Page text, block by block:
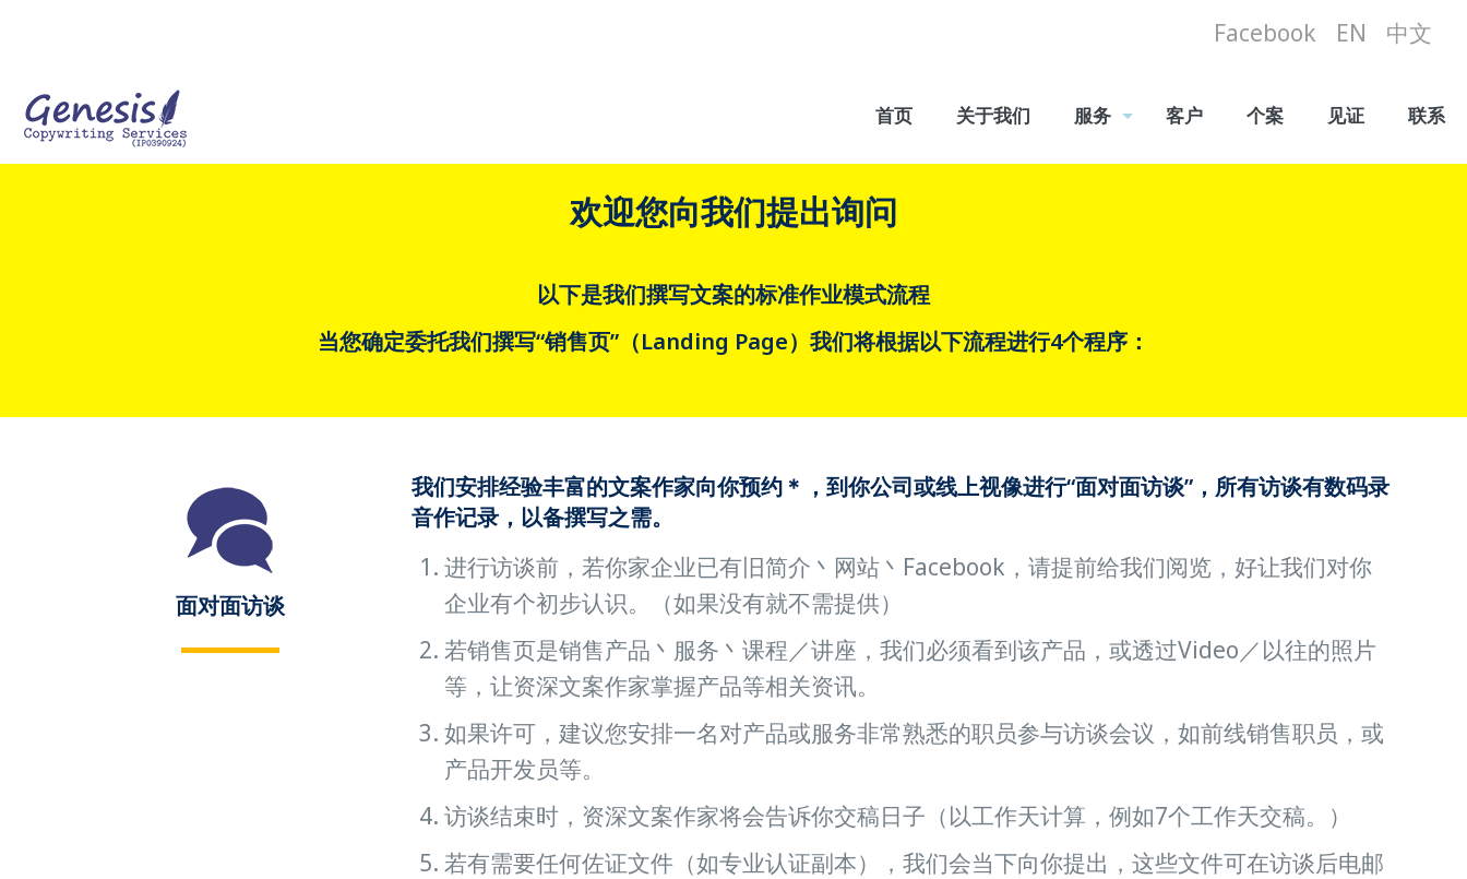
Facebook EN 中文
首页 关于我们 服务 客户 个案 见证 联系
欢迎您向我们提出询问
以下是我们撰写文案的标准作业模式流程
当您确定委托我们撰写“销售页”（Landing Page）我们将根据以下流程进行4个程序：
面对面访谈
我们安排经验丰富的文案作家向你预约＊，到你公司或线上视像进行“面对面访谈”，所有访谈有数码录
音作记录，以备撰写之需。
进行访谈前，若你家企业已有旧简介丶网站丶Facebook，请提前给我们阅览，好让我们对你
企业有个初步认识。（如果没有就不需提供）
若销售页是销售产品丶服务丶课程／讲座，我们必须看到该产品，或透过Video／以往的照片
等，让资深文案作家掌握产品等相关资讯。
如果许可，建议您安排一名对产品或服务非常熟悉的职员参与访谈会议，如前线销售职员，或
产品开发员等。
访谈结束时，资深文案作家将会告诉你交稿日子（以工作天计算，例如7个工作天交稿。）
若有需要任何佐证文件（如专业认证副本），我们会当下向你提出，这些文件可在访谈后电邮